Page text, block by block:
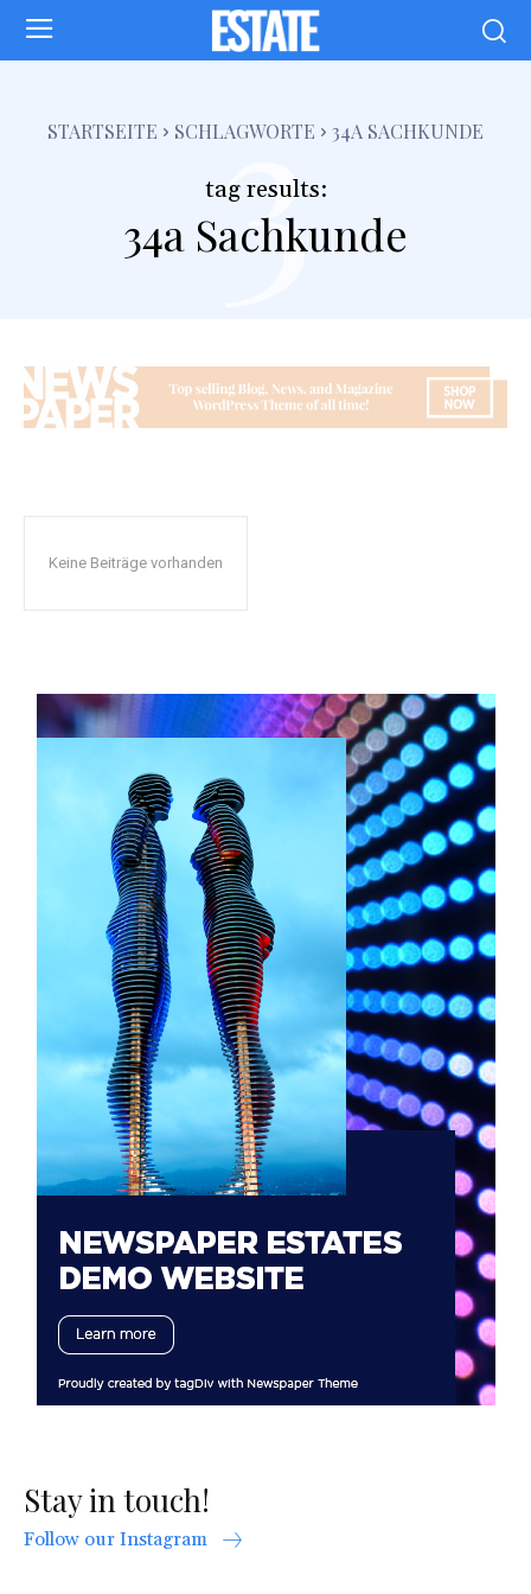
STARTSEITE SCHLAGWORTE 34A SACHKUNDE
tag results:
34a Sachkunde
3
Keine Beiträge vorhanden
Stay in touch!
Follow our Instagram